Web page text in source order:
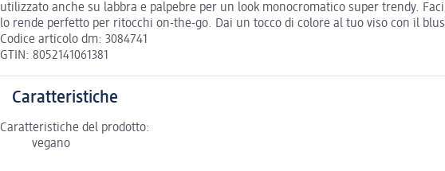
utilizzato anche su labbra e palpebre per un look monocromatico super trendy.
lo rende perfetto per ritocchi on-the-go. Dai un tocco di colore al tuo viso con il
Codice articolo dm: 3084741
GTIN: 8052141061381
Caratteristiche
Caratteristiche del prodotto:
vegano